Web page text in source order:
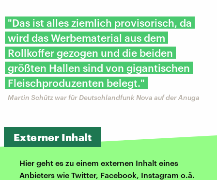
"Das ist alles ziemlich provisorisch, da
wird das Werbematerial aus dem
Rollkoffer gezogen und die beiden
größten Hallen sind von gigantischen
Fleischproduzenten belegt."
Martin Schütz war für Deutschlandfunk Nova auf der Anuga
Externer Inhalt
Hier geht es zu einem externen Inhalt eines
Anbieters wie Twitter, Facebook, Instagram o.ä.